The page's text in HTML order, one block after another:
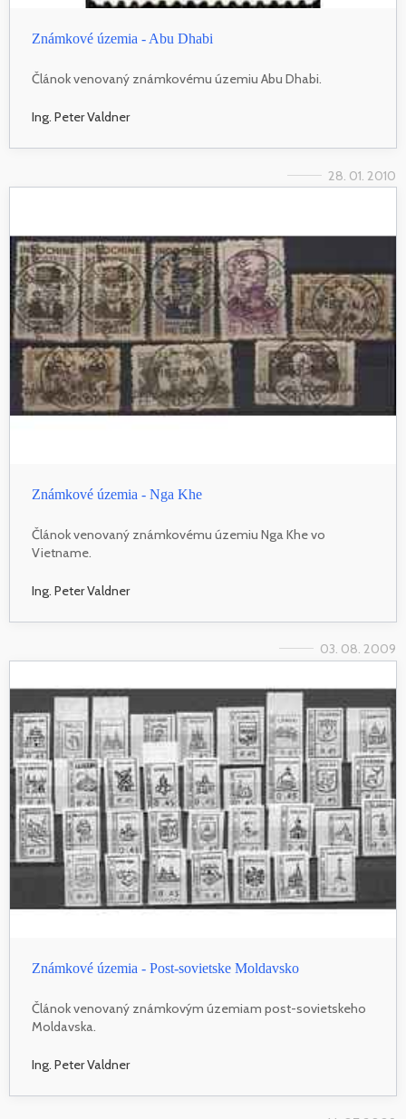
Známkové územia - Abu Dhabi
Článok venovaný známkovému územiu Abu Dhabi.
Ing. Peter Valdner
28. 01. 2010
Známkové územia - Nga Khe
Článok venovaný známkovému územiu Nga Khe vo
Vietname.
Ing. Peter Valdner
03. 08. 2009
Známkové územia - Post-sovietske Moldavsko
Článok venovaný známkovým územiam post-sovietskeho
Moldavska.
Ing. Peter Valdner